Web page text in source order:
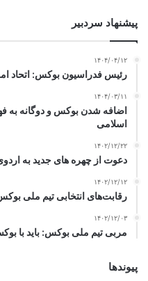
پیشنهاد سردبیر
۱۴۰۴/۰۴/۱۲
رئیس فدراسیون بوکس: اتحاد
۱۴۰۴/۰۳/۱۱
اضافه شدن بوکس و دوگانه به
اسلامی
۱۴۰۲/۱۲/۲۲
دعوت از چهره های جدید به
۱۴۰۲/۱۲/۱۲
رقابت‌های انتخابی تیم ملی
۱۴۰۲/۱۲/۰۳
مربی تیم ملی بوکس: باید با
پیوندها